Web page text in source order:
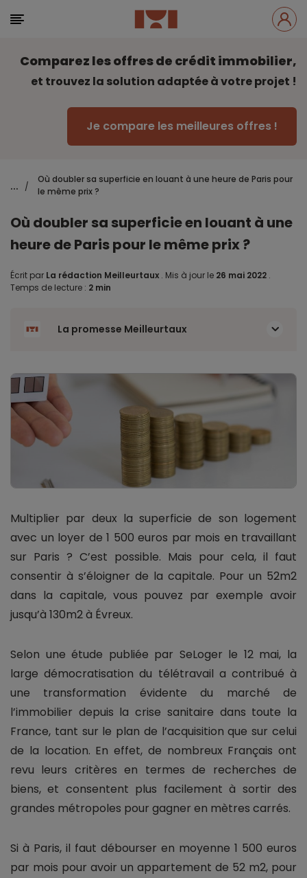
Comparez les offres de crédit immobilier,
et trouvez la solution adaptée à votre projet !
Je compare les meilleures offres !
... /
Où doubler sa superficie en louant à une heure de Paris pour
le même prix ?
Où doubler sa superficie en louant à une
heure de Paris pour le même prix ?
Écrit par La rédaction Meilleurtaux . Mis à jour le 26 mai 2022 .
Temps de lecture : 2 min
La promesse Meilleurtaux
Multiplier par deux la superficie de son logement
avec un loyer de 1 500 euros par mois en travaillant
sur Paris ? C’est possible. Mais pour cela, il faut
consentir à s’éloigner de la capitale. Pour un 52m2
dans la capitale, vous pouvez par exemple avoir
jusqu’à 130m2 à Évreux.
Selon une étude publiée par SeLoger le 12 mai, la
large démocratisation du télétravail a contribué à
une transformation évidente du marché de
l’immobilier depuis la crise sanitaire dans toute la
France, tant sur le plan de l’acquisition que sur celui
de la location. En effet, de nombreux Français ont
revu leurs critères en termes de recherches de
biens, et consentent plus facilement à sortir des
grandes métropoles pour gagner en mètres carrés.
Si à Paris, il faut débourser en moyenne 1 500 euros
par mois pour avoir un appartement de 52 m2, pour